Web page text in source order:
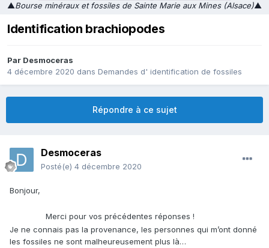
▲Bourse minéraux et fossiles de Sainte Marie aux Mines (Alsace)▲
Identification brachiopodes
Par Desmoceras
4 décembre 2020 dans Demandes d' identification de fossiles
Répondre à ce sujet
Desmoceras
Posté(e) 4 décembre 2020
Bonjour,
Merci pour vos précédentes réponses !
Je ne connais pas la provenance, les personnes qui m’ont donné
les fossiles ne sont malheureusement plus là…